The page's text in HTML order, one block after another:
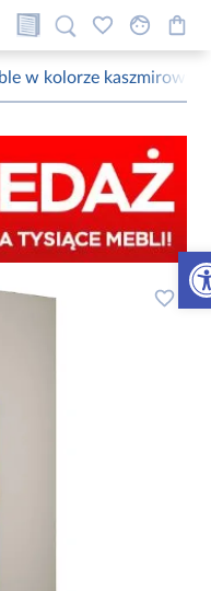
w kolorze kaszmirowym